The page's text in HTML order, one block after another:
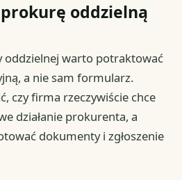
oddzielną
oddzielnej warto potraktować
a nie sam formularz.
czy firma rzeczywiście chce
działanie prokurenta, a
dokumenty i zgłoszenie